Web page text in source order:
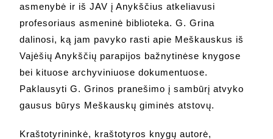
asmenybė ir iš JAV į Anykščius atkeliavusi
profesoriaus asmeninė biblioteka. G. Grina
dalinosi, ką jam pavyko rasti apie Meškauskus iš
Vajėšių Anykščių parapijos bažnytinėse knygose
bei kituose archyviniuose dokumentuose.
Paklausyti G. Grinos pranešimo į sambūrį atvyko
gausus būrys Meškauskų giminės atstovų.
Kraštotyrininkė, kraštotyros knygų autorė,